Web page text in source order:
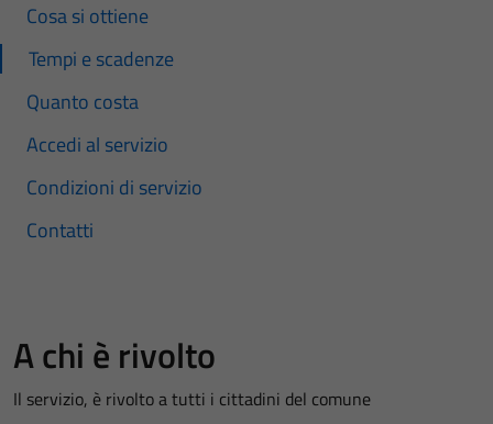
Cosa si ottiene
Tempi e scadenze
Quanto costa
Accedi al servizio
Condizioni di servizio
Contatti
A chi è rivolto
Il servizio, è rivolto a tutti i cittadini del comune